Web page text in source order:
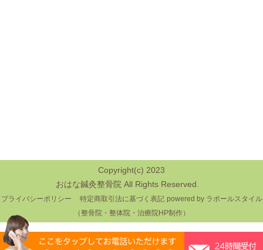
Copyright(c) 2023
おはな鍼灸整骨院 All Rights Reserved.
プライバシーポリシー 特定商取引法に基づく表記 powered by ラポールスタイル
（整骨院・整体院・治療院HP制作）